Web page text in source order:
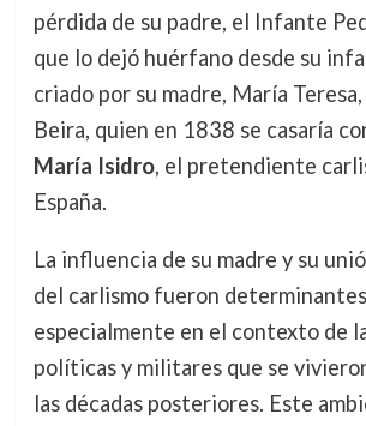
pérdida de su padre, el Infante
que lo dejó huérfano desde su
criado por su madre, María
Beira, quien en 1838 se casaría
María Isidro, el pretendiente
España.
La influencia de su madre y su
del carlismo fueron
especialmente en el contexto de
políticas y militares que se
las décadas posteriores. Este